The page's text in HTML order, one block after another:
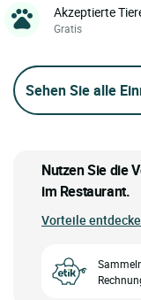
Akzeptierte
Gratis
Sehen Sie alle
Nutzen Sie die
im Restaurant.
Vorteile